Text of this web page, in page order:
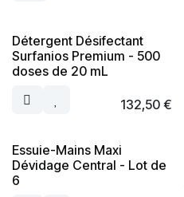
Détergent Désifectant
Surfanios Premium - 500
doses de 20 mL
132,50€
Essuie-Mains Maxi
Dévidage Central - Lot de
6